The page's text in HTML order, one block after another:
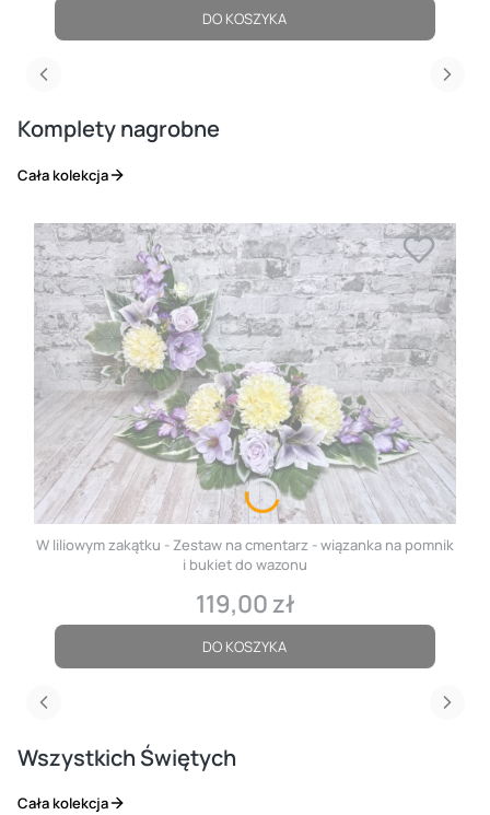
DO KOSZYKA
Komplety nagrobne
Cała kolekcja
W liliowym zakątku - Zestaw na cmentarz - wiązanka na pomnik
i bukiet do wazonu
Cena
119,00 zł
DO KOSZYKA
Wszystkich Świętych
Cała kolekcja